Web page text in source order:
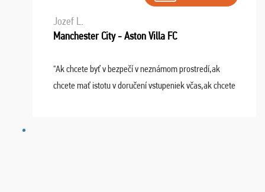
Jozef L.
Manchester City - Aston Villa FC
"Ak chcete byť v bezpečí v neznámom prostredí,ak
chcete mať istotu v doručení vstupeniek včas,ak chcete